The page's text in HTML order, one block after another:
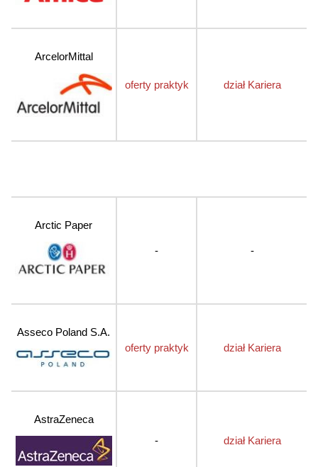
ArcelorMittal
oferty praktyk dział Kariera
Arctic Paper
- -
Asseco Poland S.A.
oferty praktyk
dział Kariera
AstraZeneca
-
dział Kariera